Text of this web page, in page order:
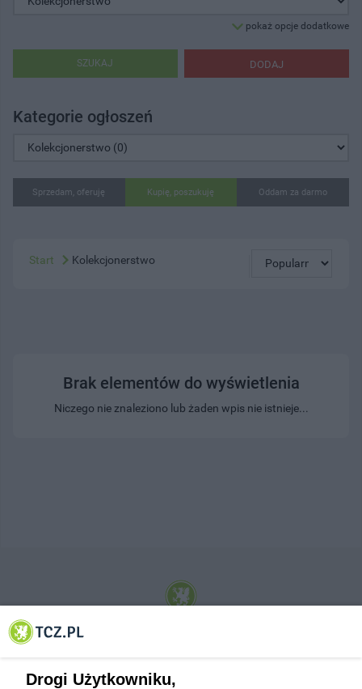
pokaż opcje dodatkowe
DODAJ
SZUKAJ
Kategorie ogłoszeń
Sprzedam, oferuję Kupię, poszukuję Oddam za darmo
Start Kolekcjonerstwo
Brak elementów do wyświetlenia
Niczego nie znaleziono lub żaden wpis nie istnieje...
© 2001-2026 Tczew - TCZ.PL Sp. z o.o. Internetowy Serwis Informacyjny Miasta
Drogi Użytkowniku,